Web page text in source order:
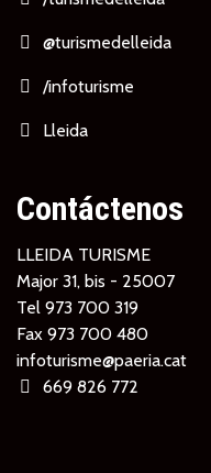
@turismedelleida
/infoturisme
Lleida
Contáctenos
LLEIDA TURISME
Major 31, bis - 25007
Tel 973 700 319
Fax 973 700 480
infoturisme@paeria.cat
669 826 772